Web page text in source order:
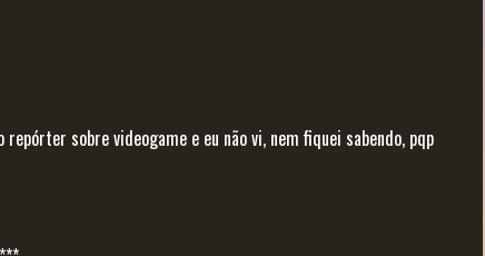
sobre videogame e eu não vi, nem fiquei sabendo, pqp